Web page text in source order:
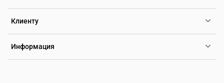
Клиенту
Информация